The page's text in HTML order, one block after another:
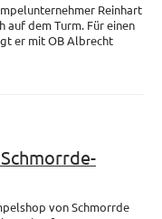
Reinhart
auf dem Turm. Für einen
er mit OB Albrecht
von Schmorrde